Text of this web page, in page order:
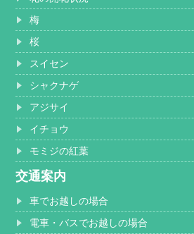
梅
桜
スイセン
シャクナゲ
アジサイ
イチョウ
モミジの紅葉
交通案内
車でお越しの場合
電車・バスでお越しの場合